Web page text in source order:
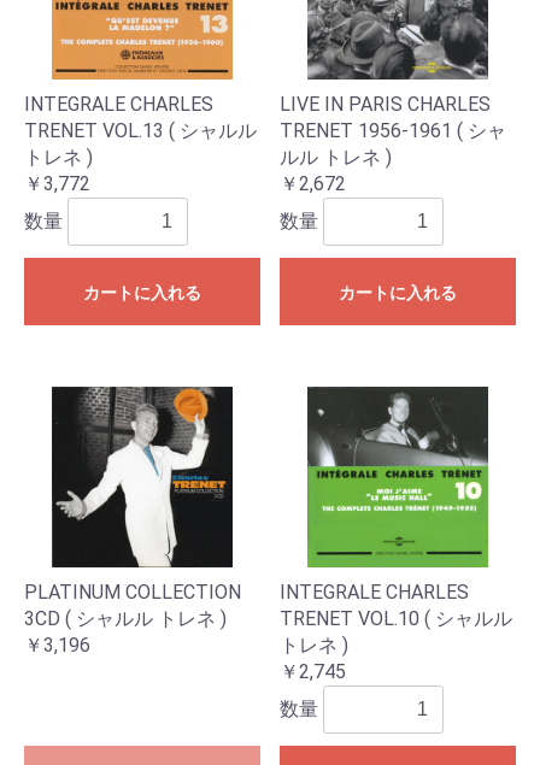
INTEGRALE CHARLES
TRENET VOL.13 ( シャルル
トレネ )
￥3,772
数量
カートに入れる
LIVE IN PARIS CHARLES
TRENET 1956-1961 ( シャ
ルル トレネ )
￥2,672
数量
カートに入れる
PLATINUM COLLECTION
3CD ( シャルル トレネ )
￥3,196
INTEGRALE CHARLES
TRENET VOL.10 ( シャルル
トレネ )
￥2,745
数量